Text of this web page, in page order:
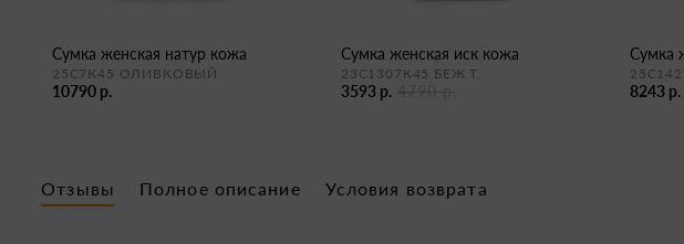
сумка женская натур кожа
25С7К45 ОЛИВКОВЫЙ
10790 р.
сумка женская иск кожа
23С1307К45 БЕЖ Т.
3593 р. 8243 р.
Отзывы Полное описание Условия возврата